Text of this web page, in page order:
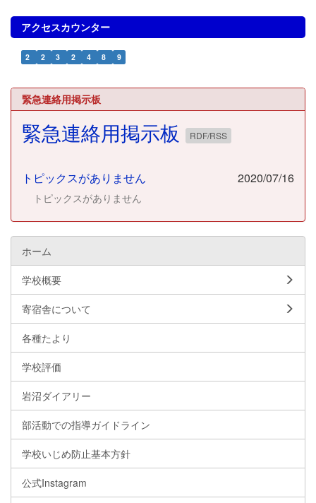
アクセスカウンター
2 2 3 2 4 8 9
緊急連絡用掲示板
緊急連絡用掲示板 RDF/RSS
トピックスがありません 2020/07/16
トピックスがありません
ホーム
学校概要
寄宿舎について
各種たより
学校評価
岩沼ダイアリー
部活動での指導ガイドライン
学校いじめ防止基本方針
公式Instagram